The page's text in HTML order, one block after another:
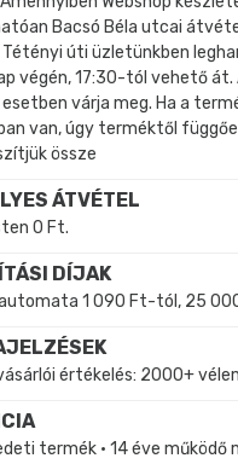
Bacsó Béla utcai
Tétényi úti üzletünkben
végén, 17:30-tól vehető
várja meg. Ha a
van, úgy terméktől
össze
ÁTVÉTEL
0 Ft.
DÍJAK
1 090 Ft-tól, 25
értékelés: 2000+
termék • 14 éve működő